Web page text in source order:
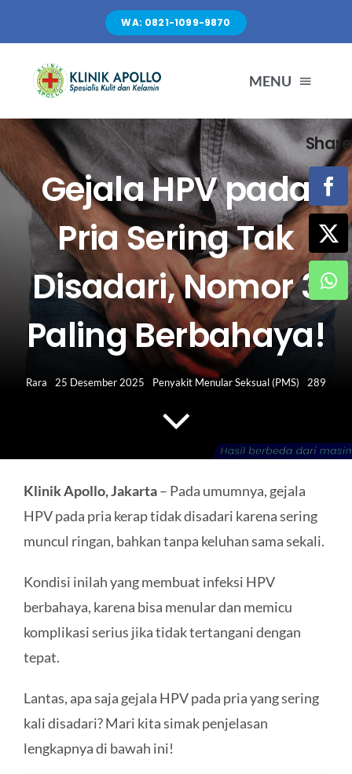
content
WA: 0821-1099-9870
MENU
TENTANG KAMI
LAYANAN
FASILITAS
ARTIKEL
HUBUNGI KAMI
Gejala HPV pada
Pria Sering Tak
Disadari, Nomor 3
Paling Berbahaya!
Rara 25 Desember 2025 Penyakit Menular Seksual (PMS) 289
Klinik Apollo, Jakarta– Pada umumnya, gejala
HPV pada pria kerap tidak disadari karena sering
muncul ringan, bahkan tanpa keluhan sama sekali.
Kondisi inilah yang membuat infeksi HPV
berbahaya, karena bisa menular dan memicu
komplikasi serius jika tidak tertangani dengan
tepat.
Lantas, apa saja gejala HPV pada pria yang sering
kali disadari? Mari kita simak penjelasan
lengkapnya di bawah ini!
Share